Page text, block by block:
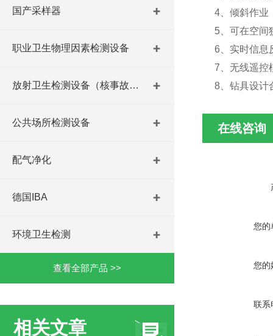
国产采样器
职业卫生物理因素检测设备
放射卫生检测设备（核事故与放射医学）
公共场所检测设备
配气净化
德国IBA
环境卫生检测
查看全部产品 >>
相关文章
4、倾斜作业
5、可在空间
6、实时信息
7、无线遥控
8、钻具设计
在线咨询
您的
您的
联系